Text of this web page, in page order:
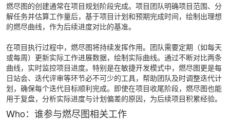
燃尽图的创建通常在项目规划阶段完成。项目团队明确项目范围、分
解任务并估算工作量后，基于项目计划和预期完成时间，绘制出理想
的燃尽曲线，作为后续进度对比的基准。
在项目执行过程中，燃尽图将持续发挥作用。团队需要定期（如每天
或每周）更新实际工作进展数据，绘制实际曲线。通过不断对比两条
曲线，实时监控项目进度。特别是在敏捷开发模式中，燃尽图更是每
日站会、迭代评审等环节必不可少的工具，帮助团队及时调整迭代计
划，确保每个迭代目标顺利完成。即使在项目收尾阶段，燃尽图也能
用于复盘，分析实际进度与计划偏差的原因，为后续项目积累经验。
Who：谁参与燃尽图相关工作